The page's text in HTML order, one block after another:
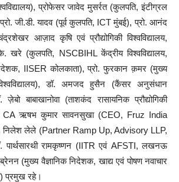
प्रोफेसर जावेद मुसर्रत (कुलपति, इंटीग्रल
प्रो. जी.डी. यादव (पूर्व कुलपति, ICT मुंबई), प्रो. आनंद
आज़ाद कृषि एवं प्रौद्योगिकी विश्वविद्यालय,
खरे (कुलपति, NSCBIHL केंद्रीय विश्वविद्यालय,
IISER कोलकाता), प्रो. फुरकान क़मर (मुख्य
डॉ. अमजद हुसैन (कैंसर अनुसंधान
बाबाखानोवा (ताशकंद रासायनिक प्रौद्योगिकी
CA ऋषभ कुमार सावनसुखा (CEO, Fruz India
निलेश लेले (Partner Ramp Up, Advisory LLP,
पार्थसारथी रामकृष्णन (IITR एवं AFSTI, लखनऊ
(मुख्य वैज्ञानिक निदेशक, खाद्य एवं पोषण नवाचार
प्रमुख रहे।